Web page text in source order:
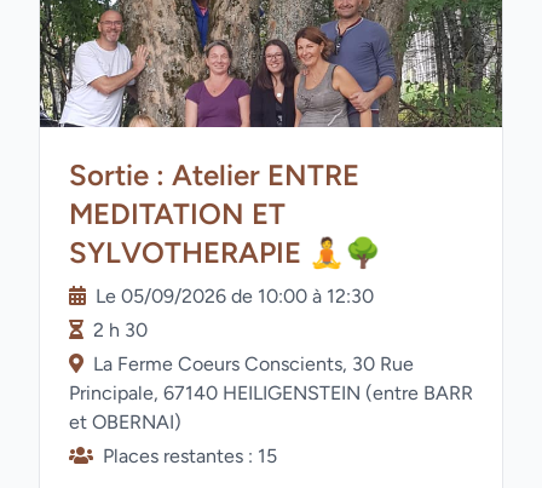
Sortie : Atelier ENTRE
MEDITATION ET
SYLVOTHERAPIE 🧘🌳
Le 05/09/2026 de 10:00 à 12:30
2 h 30
La Ferme Coeurs Conscients, 30 Rue
Principale, 67140 HEILIGENSTEIN (entre BARR
et OBERNAI)
Places restantes : 15